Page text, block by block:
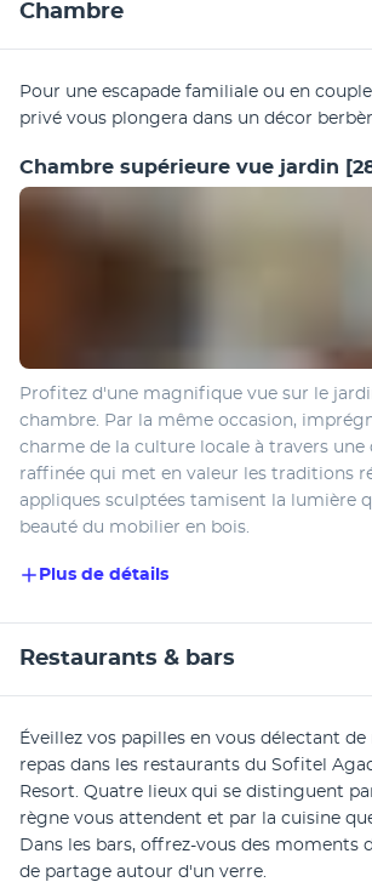
Chambre
Pour une escapade familiale ou en
privé vous plongera dans un décor
Chambre supérieure vue jardin
Profitez d'une magnifique vue sur le
chambre. Par la même occasion,
charme de la culture locale à travers une
raffinée qui met en valeur les traditions
appliques sculptées tamisent la lumière
beauté du mobilier en bois.
Plus de détails
Restaurants & bars
Éveillez vos papilles en vous délectant
repas dans les restaurants du Sofitel
Resort. Quatre lieux qui se distinguent
règne vous attendent et par la cuisine
Dans les bars, offrez-vous des moments
de partage autour d'un verre.